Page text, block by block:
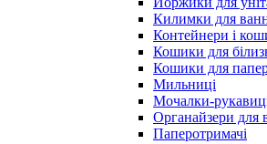
Килимки для
Контейнери і
Кошики для
Кошики для
Мильниці
Мочалки-
Органайзери для
Паперотримачі